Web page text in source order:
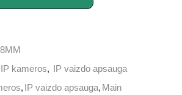
IP kameros,
IP vaizdo apsauga
, IP vaizdo apsauga, Main